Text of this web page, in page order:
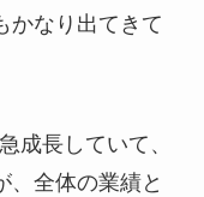
かなり出てきて
成長していて、
、全体の業績と